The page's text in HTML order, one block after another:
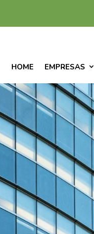
HOME EMPRESAS